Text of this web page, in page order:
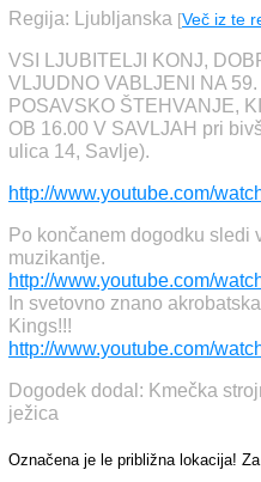
Regija: Ljubljanska [Več iz te
VSI LJUBITELJI KONJ,
VLJUDNO VABLJENI NA
POSAVSKO ŠTEHVANJE,
OB 16.00 V SAVLJAH pri
ulica 14, Savlje).
http://www.youtube.com/
Po končanem dogodku sledi
muzikantje.
http://www.youtube.com/
In svetovno znano
Kings!!!
http://www.youtube.com/
Dogodek dodal: Kmečka
ježica
Označena je le približna lokacija!